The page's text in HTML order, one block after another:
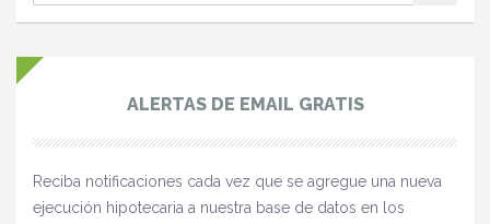
ALERTAS DE EMAIL GRATIS
Reciba notificaciones cada vez que se agregue una nueva
ejecución hipotecaria a nuestra base de datos en los